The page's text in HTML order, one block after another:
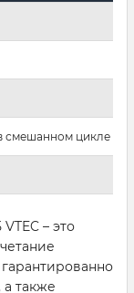
смешанном цикле
– это
также